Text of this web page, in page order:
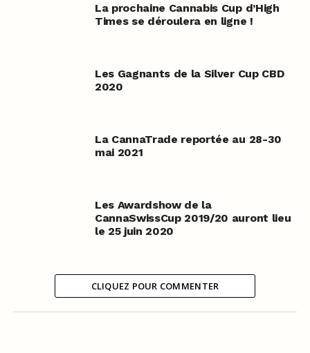
La prochaine Cannabis Cup d’High
Times se déroulera en ligne !
Les Gagnants de la Silver Cup CBD
2020
La CannaTrade reportée au 28-30
mai 2021
Les Awardshow de la
CannaSwissCup 2019/20 auront lieu
le 25 juin 2020
CLIQUEZ POUR COMMENTER